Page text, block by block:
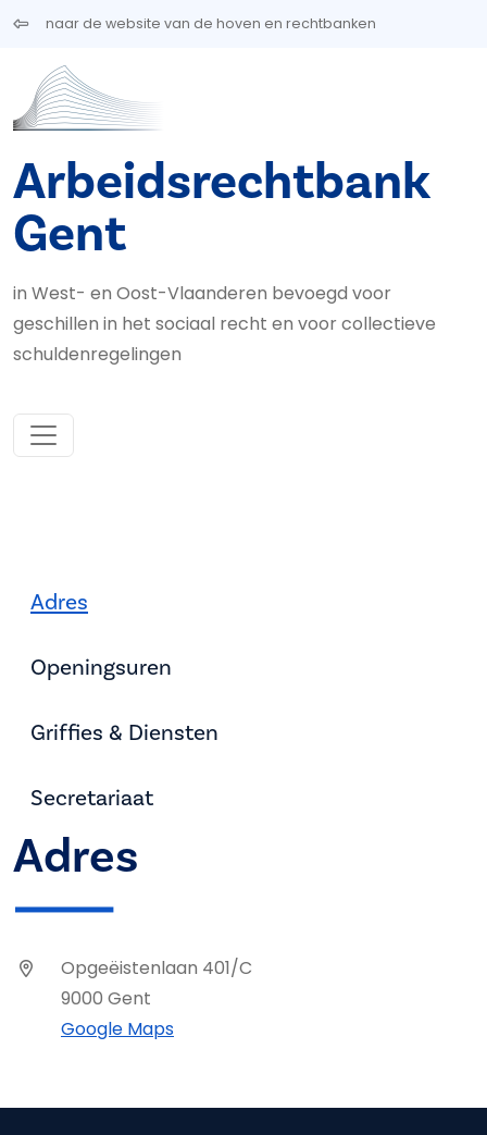
Overslaan en naar de inhoud gaan
naar de website van de hoven en rechtbanken
Arbeidsrechtbank
Gent
in West- en Oost-Vlaanderen bevoegd voor
geschillen in het sociaal recht en voor collectieve
schuldenregelingen
Adres
Openingsuren
Griffies & Diensten
Secretariaat
Adres
Opgeëistenlaan 401/C
9000 Gent
Google Maps